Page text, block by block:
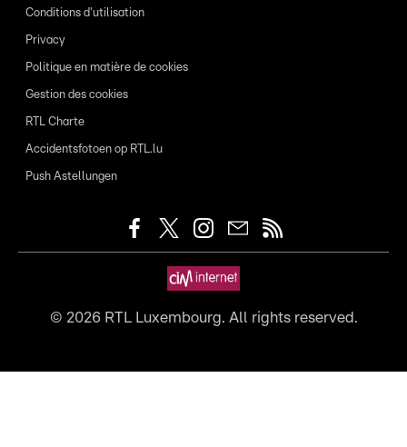
Conditions d'utilisation
Privacy
Politique en matière de cookies
Gestion des cookies
RTL Charte
Accidentsfotoen op RTL.lu
Push Astellungen
© 2026RTL Luxembourg. All rights reserved.